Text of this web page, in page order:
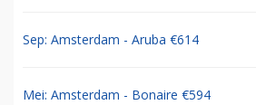
Sep: Amsterdam - Aruba €614
Mei: Amsterdam - Bonaire €594